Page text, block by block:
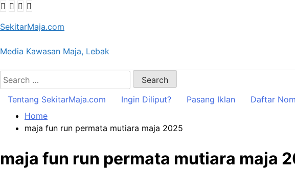
Skip
content
SekitarMaja.com
Media Kawasan Maja, Lebak
Search
for:
Tentang SekitarMaja.com
Ingin Diliput? Pasang Iklan Daftar
Home
maja fun run permata mutiara maja 2025
maja fun run permata mutiara maja